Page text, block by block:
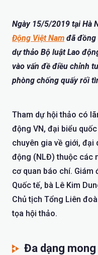
Ngày 15/5/2019 tại Hà
Động Việt Nam đã đồng
dự thảo Bộ luật Lao
vào vấn đề điều chỉnh
phòng chống quấy rối
Tham dự hội thảo có
động VN, đại biểu
chuyên gia về giới, đại
động (NLĐ) thuộc các
cơ quan báo chí. Giám
Quốc tế, bà Lê Kim
Chủ tịch Tổng Liên
tọa hội thảo.
Đa dạng